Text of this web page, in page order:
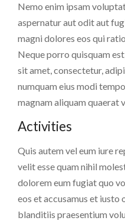
Nemo enim ipsam
aspernatur aut odit aut
magni dolores eos qui
Neque porro quisquam
sit amet, consectetur,
numquam eius modi
magnam aliquam quaerat
Activities
Quis autem vel eum iure
velit esse quam nihil
dolorem eum fugiat quo
eos et accusamus et iusto
blanditiis praesentium